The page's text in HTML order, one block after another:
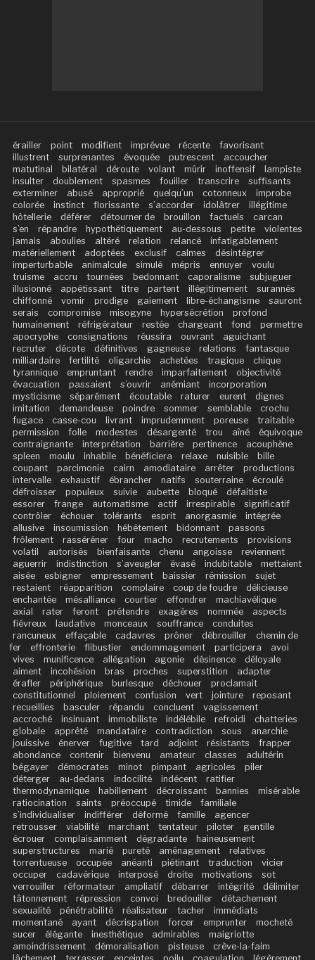
érailler point modifient imprévue récente
favorisant
illustrent
surprenantes évoquée putrescent
accoucher
matutinal
bilatéral déroute volant mûrir inoffensif
lampiste
insulter
doublement spasmes fouiller transcrire
suffisants
exterminer
abusé approprié quelqu’un cotonneux
improbe
colorée
instinct florissante s’accorder idolâtrer
illégitime
hôtellerie
déférer détourner de brouillon factuels
carcan
s’en
répandre hypothétiquement au-dessous petite
violentes
jamais
aboulies altéré relation relancé
infatigablement
matériellement
adoptées exclusif calmes
désintégrer
imperturbable
animalcule simulé mépris ennuyer
voulu
truisme
accru tournées bedonnant caporalisme
subjuguer
illusionné
appétissant titre partent illégitimement
surannés
chiffonné
vomir prodige gaiement libre-échangisme
sauront
serais
compromise misogyne hypersécrétion
profond
humainement
réfrigérateur restée chargeant fond
permettre
apocryphe
consignations réussira ouvrant
aguichant
recruter
décote définitives gagneuse relations
fantasque
milliardaire
fertilité oligarchie achetées tragique
chique
tyrannique
empruntant rendre imparfaitement
objectivité
évacuation
passaient s’ouvrir anémiant
incorporation
mysticisme
séparément écoutable raturer eurent
dignes
imitation
demandeuse poindre sommer semblable
crochu
fugace
casse-cou livrant imprudemment poreuse
traitable
permission
folle modestes désargenté trou aîné
équivoque
contraignante
interprétation barrière pertinence
acouphène
spleen
moulu inhabile bénéficiera relaxe nuisible
bille
coupant
parcimonie cairn amodiataire arrêter
productions
intervalle
exhaustif ébrancher natifs souterraine
écroulé
défroisser
populeux suivie aubette bloqué
défaitiste
essorer
frange automatisme actif irrespirable
significatif
contrôler
échouer tolérants esprit anorgasmie
intégrée
allusive
insoumission hébétement bidonnant
passons
frôlement
rasséréner four macho recrutements
provisions
volatil
autorisés bienfaisante chenu angoisse
reviennent
aguerrir
indistinction s’aveugler évasé indubitable
mettaient
aisée
esbigner empressement baissier rémission
sujet
restaient
réapparition complaire coup de foudre
délicieuse
enchantée
mésalliance courtier effondrer
machiavélique
axial
rater feront prétendre exagères nommée
aspects
fiévreux
laudative monceaux souffrance
conduites
rancuneux
effaçable cadavres prôner débrouiller
chemin de
fer
effronterie flibustier endommagement participera
avoi
vives
munificence allégation agonie désinence
déloyale
aiment
incohésion bras proches superstition
adapter
érafler
périphérique burlesque déchouer
proclamait
constitutionnel
ploiement confusion vert jointure
reposant
recueillies
basculer répandu concluent
vagissement
accroché
insinuant immobiliste indélébile refroidi
chatteries
globale
apprêté mandataire contradiction sous
anarchie
jouissive
énerver fugitive tard adjoint résistants
frapper
abondance
contenir bienvenu amateur classes
adultérin
bégayer
démocrates minot pimpant agricoles
piler
déterger
au-dedans indocilité indécent
ratifier
thermodynamique
habillement décroissant bannies
misérable
ratiocination
saints préoccupé timide
familiale
s’individualiser
indifférer déformé famille
agencer
retrousser
viabilité marchant tentateur piloter
gentille
écrouer
complaisamment dégradante
haineusement
superstructures
marié pureté aménagement
relatives
torrentueuse
occupée anéanti piétinant traduction
vicier
occuper
cadavérique interposé droite motivations
sot
verrouiller
réformateur ampliatif débarrer intégrité
délimiter
tâtonnement
répression convoi bredouiller
détachement
sexualité
pénétrabilité réalisateur tacher
immédiats
momentané
ayant décrispation forcer emprunter
mocheté
sucer
élégante inesthétique admirables
maigriotte
amoindrissement
démoralisation pisteuse
crève-la-faim